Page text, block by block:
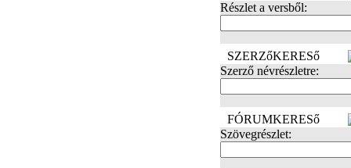
Részlet a versből:
SZERZőKERESő
Szerző névrészletre:
FÓRUMKERESő
Szövegrészlet: